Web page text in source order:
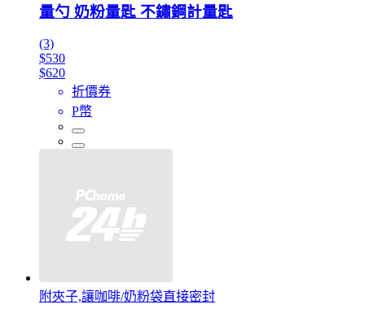
量勺 奶粉量匙 不鏽鋼計量匙
(3)
$530
$620
折價券
P幣
附夾子,讓咖啡/奶粉袋直接密封